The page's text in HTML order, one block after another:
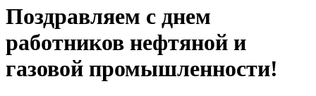
Поздравляем с днем
работников нефтяной и
газовой промышленности!